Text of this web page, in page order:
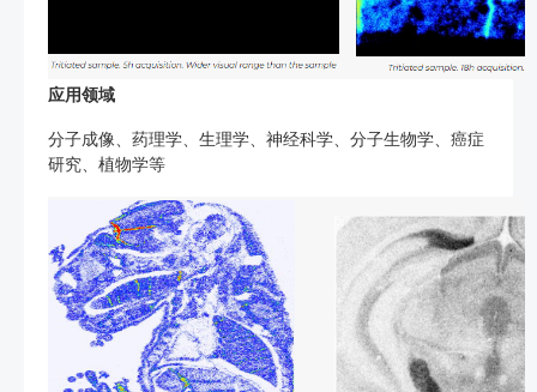
应用领域
分子成像、药理学、生理学、神经科学、分子生物学、癌症
研究、植物学等